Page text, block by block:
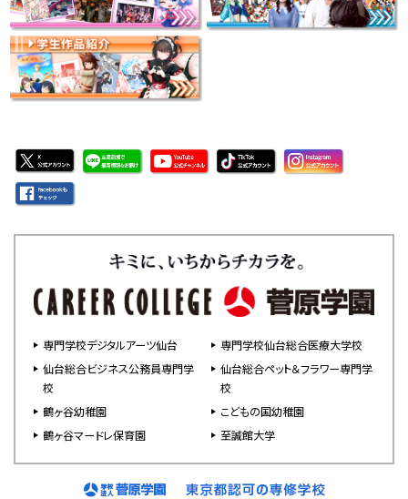
専門学校デジタルアーツ仙台
専門学校仙台総合医療大学校
仙台総合ビジネス公務員専門学
校
仙台総合ペット＆フラワー専門学
校
鶴ヶ谷幼稚園
こどもの国幼稚園
鶴ヶ谷マードレ保育園
至誠館大学